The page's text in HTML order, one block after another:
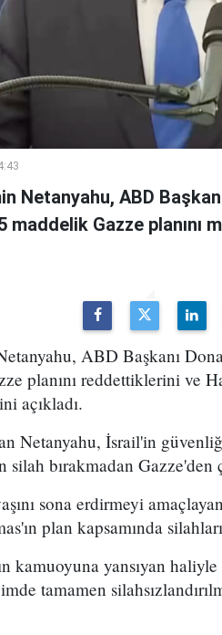
Netanyahu, ABD
maddelik Gazze
ABD Başkanı
planını reddettiklerini ve
açıkladı.
Netanyahu, İsrail'in
silah bırakmadan
sona erdirmeyi
plan kapsamında
yansıyan haliyle
tamamen